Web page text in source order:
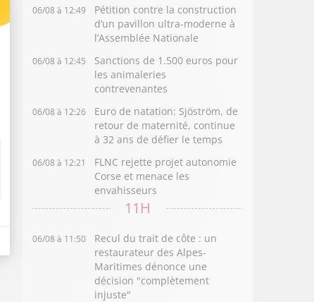
06/08 à 12:49
Pétition contre la construction
d’un pavillon ultra-moderne à
l’Assemblée Nationale
06/08 à 12:45
Sanctions de 1.500 euros pour
les animaleries
contrevenantes
06/08 à 12:26
Euro de natation: Sjöström, de
retour de maternité, continue
à 32 ans de défier le temps
06/08 à 12:21
FLNC rejette projet autonomie
Corse et menace les
envahisseurs
11H
06/08 à 11:50
Recul du trait de côte : un
restaurateur des Alpes-
Maritimes dénonce une
décision "complètement
injuste"